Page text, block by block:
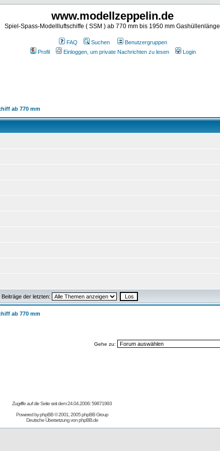
www.modellzeppelin.de
Spiel-Spass-Modellluftschiffe ( SSM ) ab 770 mm bis 1950 mm Gashüllenlänge
FAQ Suchen
Benutzergruppen
Profil
Einloggen, um private Nachrichten zu lesen Login
ab 770 mm
Beiträge der letzten:
ab 770 mm
Gehe zu:
Zugriffe auf die Seite seit dem 24.04.2006: 59871993
Powered byphpBB© 2001, 2005 phpBB Group
Deutsche Übersetzung vonphpBB.de